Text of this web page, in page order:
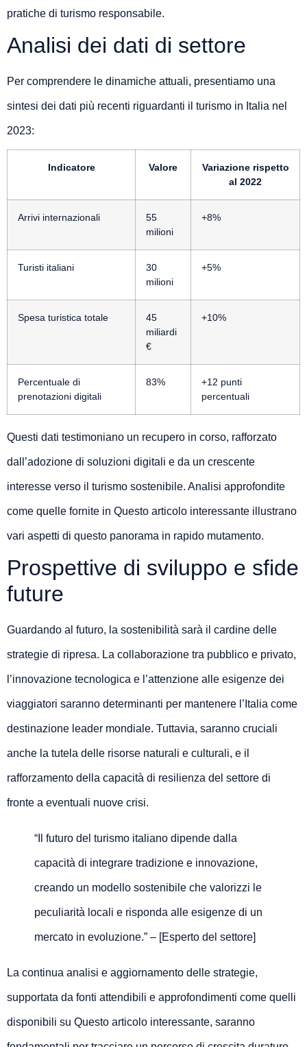
pratiche di turismo responsabile.
Analisi dei dati di settore
Per comprendere le dinamiche attuali, presentiamo una
sintesi dei dati più recenti riguardanti il turismo in Italia nel
2023:
Indicatore Valore
Variazione rispetto
al 2022
Arrivi internazionali
55
milioni
+8%
Turisti italiani
30
milioni
+5%
Spesa turistica totale
45
miliardi
€
+10%
Percentuale di
prenotazioni digitali
83%
+12 punti
percentuali
Questi dati testimoniano un recupero in corso, rafforzato
dall’adozione di soluzioni digitali e da un crescente
interesse verso il turismo sostenibile. Analisi approfondite
come quelle fornite in Questo articolo interessante illustrano
vari aspetti di questo panorama in rapido mutamento.
Prospettive di sviluppo e sfide
future
Guardando al futuro, la sostenibilità sarà il cardine delle
strategie di ripresa. La collaborazione tra pubblico e privato,
l’innovazione tecnologica e l’attenzione alle esigenze dei
viaggiatori saranno determinanti per mantenere l’Italia come
destinazione leader mondiale. Tuttavia, saranno cruciali
anche la tutela delle risorse naturali e culturali, e il
rafforzamento della capacità di resilienza del settore di
fronte a eventuali nuove crisi.
“Il futuro del turismo italiano dipende dalla
capacità di integrare tradizione e innovazione,
creando un modello sostenibile che valorizzi le
peculiarità locali e risponda alle esigenze di un
mercato in evoluzione.” – [Esperto del settore]
La continua analisi e aggiornamento delle strategie,
supportata da fonti attendibili e approfondimenti come quelli
disponibili su Questo articolo interessante, saranno